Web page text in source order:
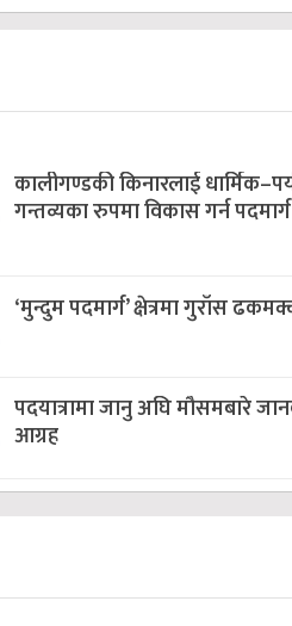
कालीगण्डकी किनारलाई
गन्तव्यका रुपमा विकास गर्न पदमार्ग
‘मुन्दुम पदमार्ग’ क्षेत्रमा गुराँस
पदयात्रामा जानु अघि मौसमबारे
आग्रह